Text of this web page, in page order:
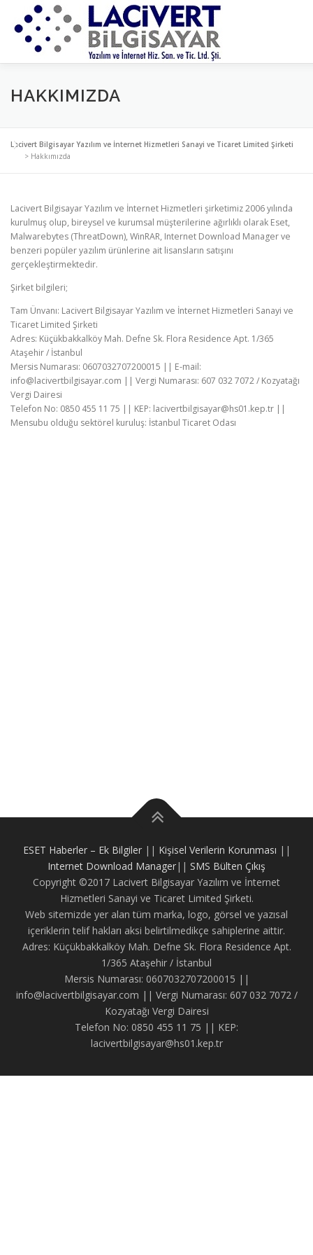
ANA SAYFA HAKKIMIZDA
TAVSIYE ETTIKLERIMIZ BIZE ULAŞIN
HAKKIMIZDA
Lacivert Bilgisayar Yazılım ve İnternet Hizmetleri Sanayi ve Ticaret Limited Şirketi
> Hakkımızda
Lacivert Bilgisayar Yazılım ve İnternet Hizmetleri şirketimiz 2006 yılında
kurulmuş olup, bireysel ve kurumsal müşterilerine ağırlıklı olarak Eset,
Malwarebytes (ThreatDown), WinRAR, Internet Download Manager ve
benzeri popüler yazılım ürünlerine ait lisansların satışını
gerçekleştirmektedir.
Şirket bilgileri;
Tam Ünvanı: Lacivert Bilgisayar Yazılım ve İnternet Hizmetleri Sanayi ve
Ticaret Limited Şirketi
Adres: Küçükbakkalköy Mah. Defne Sk. Flora Residence Apt. 1/365
Ataşehir / İstanbul
Mersis Numarası: 0607032707200015 || E-mail:
info@lacivertbilgisayar.com || Vergi Numarası: 607 032 7072 / Kozyatağı
Vergi Dairesi
Telefon No: 0850 455 11 75 || KEP: lacivertbilgisayar@hs01.kep.tr ||
Mensubu olduğu sektörel kuruluş: İstanbul Ticaret Odası
ESET Haberler – Ek Bilgiler|| Kişisel Verilerin Korunması ||
Internet Download Manager|| SMS Bülten Çıkış
Copyright ©2017 Lacivert Bilgisayar Yazılım ve İnternet
Hizmetleri Sanayi ve Ticaret Limited Şirketi.
Web sitemizde yer alan tüm marka, logo, görsel ve yazısal
içeriklerin telif hakları aksi belirtilmedikçe sahiplerine aittir.
Adres: Küçükbakkalköy Mah. Defne Sk. Flora Residence Apt.
1/365 Ataşehir / İstanbul
Mersis Numarası: 0607032707200015 ||
info@lacivertbilgisayar.com || Vergi Numarası: 607 032 7072 /
Kozyatağı Vergi Dairesi
Telefon No: 0850 455 11 75 || KEP:
lacivertbilgisayar@hs01.kep.tr